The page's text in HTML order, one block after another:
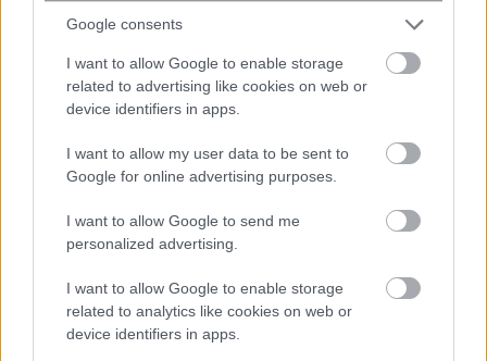
Google consents
I want to allow Google to enable storage
related to advertising like cookies on web or
device identifiers in apps.
I want to allow my user data to be sent to
Google for online advertising purposes.
I want to allow Google to send me
personalized advertising.
I want to allow Google to enable storage
related to analytics like cookies on web or
device identifiers in apps.
Απρίλης, με την πρωταπριλιά του να συνοδεύεται από
θυελλώδεις νοτιάδες και θερμοκρασίες ασανσέρ»,
αναφέρει στην καιρική του πρόγνωση ο ο
Η αναλυτική πρόγνωση της ΕΜΥ για
σήμερα Τετάρτη 1-4-2026
ΠΡΟΕΙΔΟΠΟΙΗΣΕΙΣ
Κακοκαιρία σε όλη τη χώρα με βροχές, καταιγίδες και
πιθανώς τοπικές χαλαζοπτώσεις. Τα φαινόμενα
προβλέπεται να είναι ισχυρά, με μεγάλη διάρκεια και